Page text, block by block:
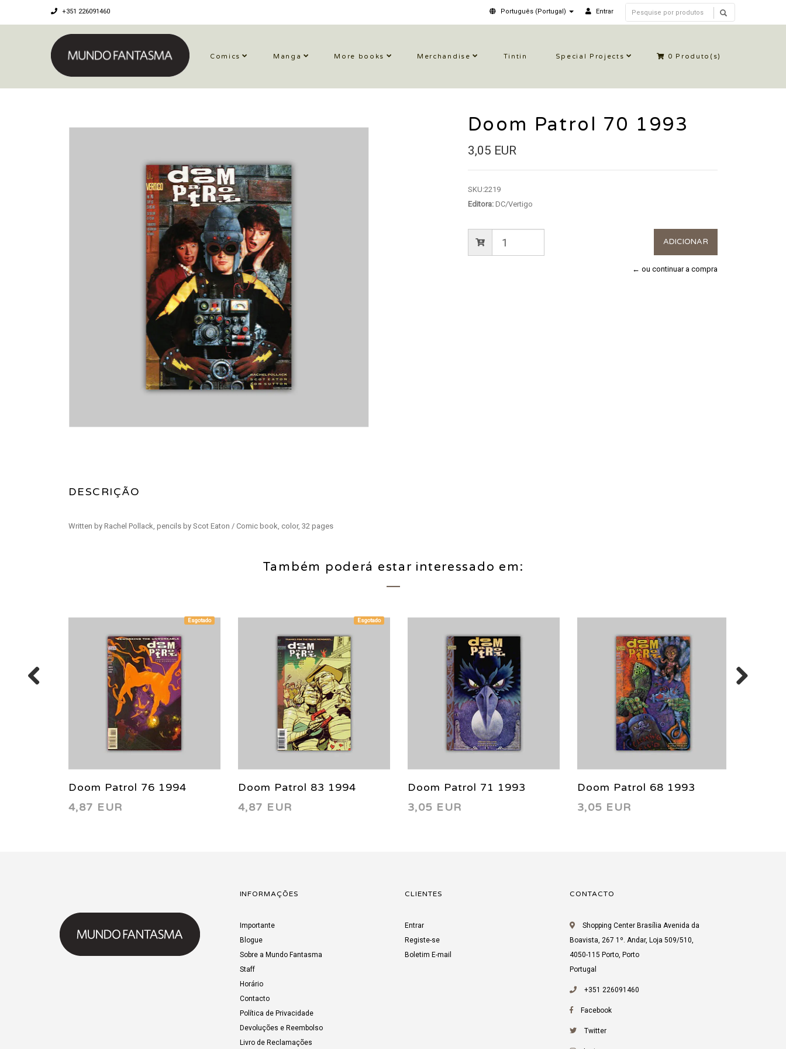
+351 226091460 Português (Portugal) Entrar
Comics Manga More books Merchandise Tintin Special Projects 0 Produto(s)
DESCRIÇÃO
Written by Rachel Pollack, pencils by Scot Eaton / Comic book, color, 32 pages
Doom Patrol 70 1993
3,05 EUR
SKU:2219
Editora:DC/Vertigo
← ou continuar a compra
Também poderá estar interessado em:
Esgotado
Doom Patrol 76 1994
4,87 EUR
Esgotado
Doom Patrol 83 1994
4,87 EUR
Doom Patrol 71 1993
3,05 EUR
Doom Patrol 68 1993
3,05 EUR
INFORMAÇÕES
Importante
Blogue
Sobre a Mundo Fantasma
Staff
Horário
Contacto
Política de Privacidade
Devoluções e Reembolso
Livro de Reclamações
CLIENTES
Entrar
Registe-se
Boletim E-mail
CONTACTO
Shopping Center Brasília Avenida da
Boavista, 267 1º. Andar, Loja 509/510,
4050-115 Porto, Porto
Portugal
+351 226091460
Facebook
Twitter